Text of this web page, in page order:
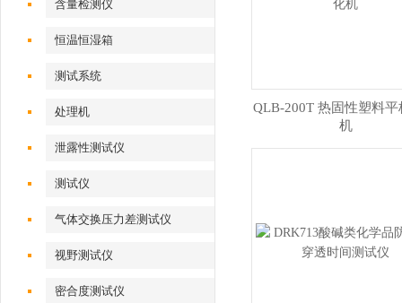
含量检测仪
恒温恒湿箱
测试系统
处理机
泄露性测试仪
测试仪
气体交换压力差测试仪
视野测试仪
密合度测试仪
QLB-200T 热固性塑料平
机